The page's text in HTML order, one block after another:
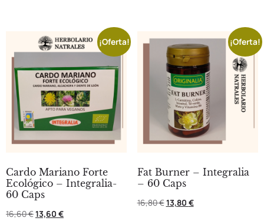
¡Oferta!
Cardo Mariano Forte
Ecológico – Integralia-
60 Caps
16,60€13,60 €
¡Oferta!
Fat Burner – Integralia
– 60 Caps
16,80€13,80 €